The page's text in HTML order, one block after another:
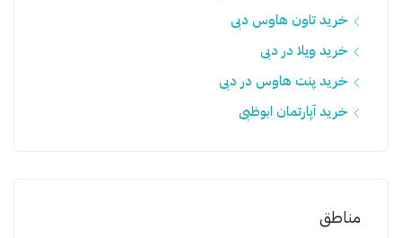
خرید تاون هاوس دبی
خرید ویلا در دبی
خرید پنت هاوس در دبی
خرید آپارتمان ابوظبی
مناطق